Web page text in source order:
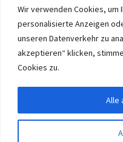
Wir verwenden Cookies,
personalisierte Anzeigen
unseren Datenverkehr zu
akzeptieren“ klicken,
Cookies zu.
Alle
© 2026 Eruon Trade UG,